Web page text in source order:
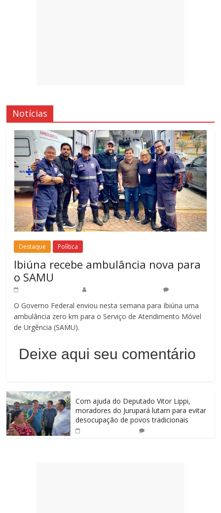
Notícias
Destaque Política
Ibiúna recebe ambulância nova para
o SAMU
O Governo Federal enviou nesta semana para Ibiúna uma
ambulância zero km para o Serviço de Atendimento Móvel
de Urgência (SAMU).
Deixe aqui seu comentário
Com ajuda do Deputado Vitor Lippi,
moradores do Jurupará lutam para evitar
desocupação de povos tradicionais